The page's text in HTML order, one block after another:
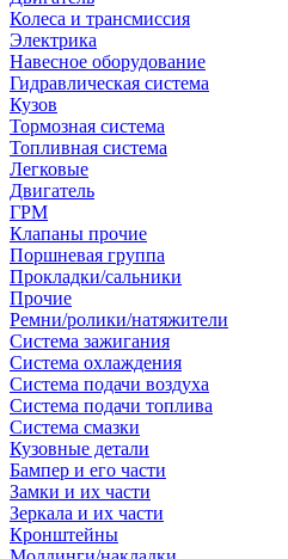
Колеса и трансмиссия
Электрика
Навесное оборудование
Гидравлическая система
Кузов
Тормозная система
Топливная система
Легковые
Двигатель
ГРМ
Клапаны прочие
Поршневая группа
Прокладки/сальники
Прочие
Ремни/ролики/натяжители
Система зажигания
Система охлаждения
Система подачи воздуха
Система подачи топлива
Система смазки
Кузовные детали
Бампер и его части
Замки и их части
Зеркала и их части
Кронштейны